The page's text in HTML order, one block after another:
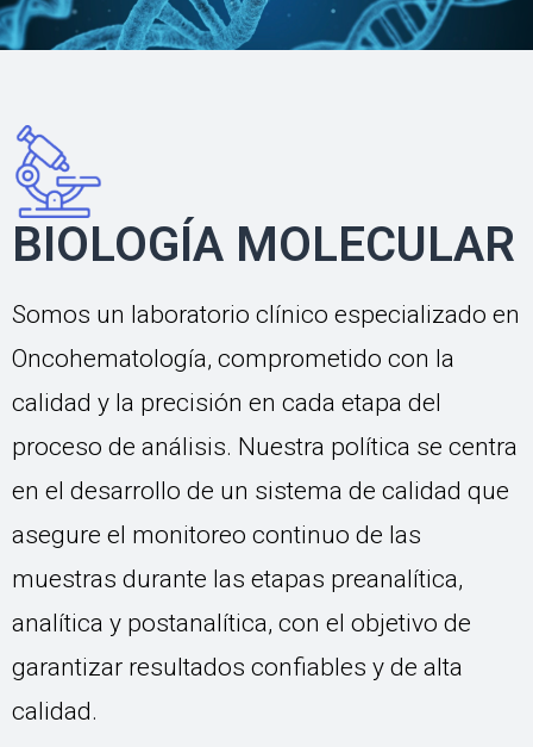
BIOLOGÍA MOLECULAR
Somos un laboratorio clínico especializado en
Oncohematología, comprometido con la
calidad y la precisión en cada etapa del
proceso de análisis. Nuestra política se centra
en el desarrollo de un sistema de calidad que
asegure el monitoreo continuo de las
muestras durante las etapas preanalítica,
analítica y postanalítica, con el objetivo de
garantizar resultados confiables y de alta
calidad.